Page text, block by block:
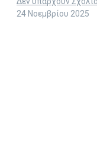
24 Νοεμβρίου 2025